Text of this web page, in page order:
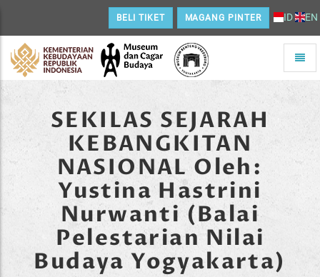
BELI TIKET MAGANG PINTER ID EN
Home
Toggle
SEKILAS SEJARAH
KEBANGKITAN
NASIONAL Oleh:
Yustina Hastrini
Nurwanti (Balai
Pelestarian Nilai
Budaya Yogyakarta)